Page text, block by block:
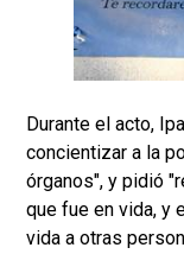
Durante el acto,
concientizar a la
órganos", y pidió
que fue en vida, y
vida a otras